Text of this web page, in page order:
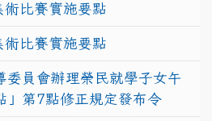
比賽實施要點
比賽實施要點
委員會辦理榮民就學子女午
」第7點修正規定發布令